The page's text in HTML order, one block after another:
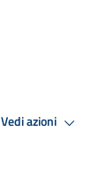
Vedi azioni